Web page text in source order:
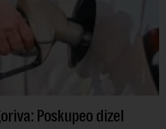
Poskupeo dizel